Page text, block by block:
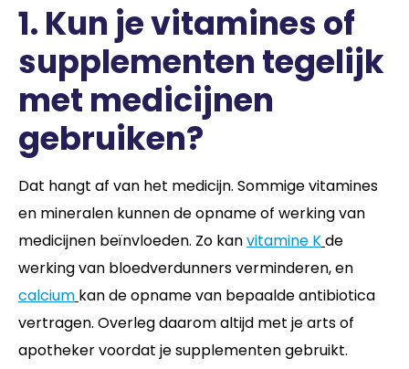
1. Kun je vitamines of
supplementen tegelijk
met medicijnen
gebruiken?
Dat hangt af van het medicijn. Sommige vitamines
en mineralen kunnen de opname of werking van
medicijnen beïnvloeden. Zo kanvitamine Kde
werking van bloedverdunners verminderen, en
calcium kan de opname van bepaalde antibiotica
vertragen. Overleg daarom altijd met je arts of
apotheker voordat je supplementen gebruikt.